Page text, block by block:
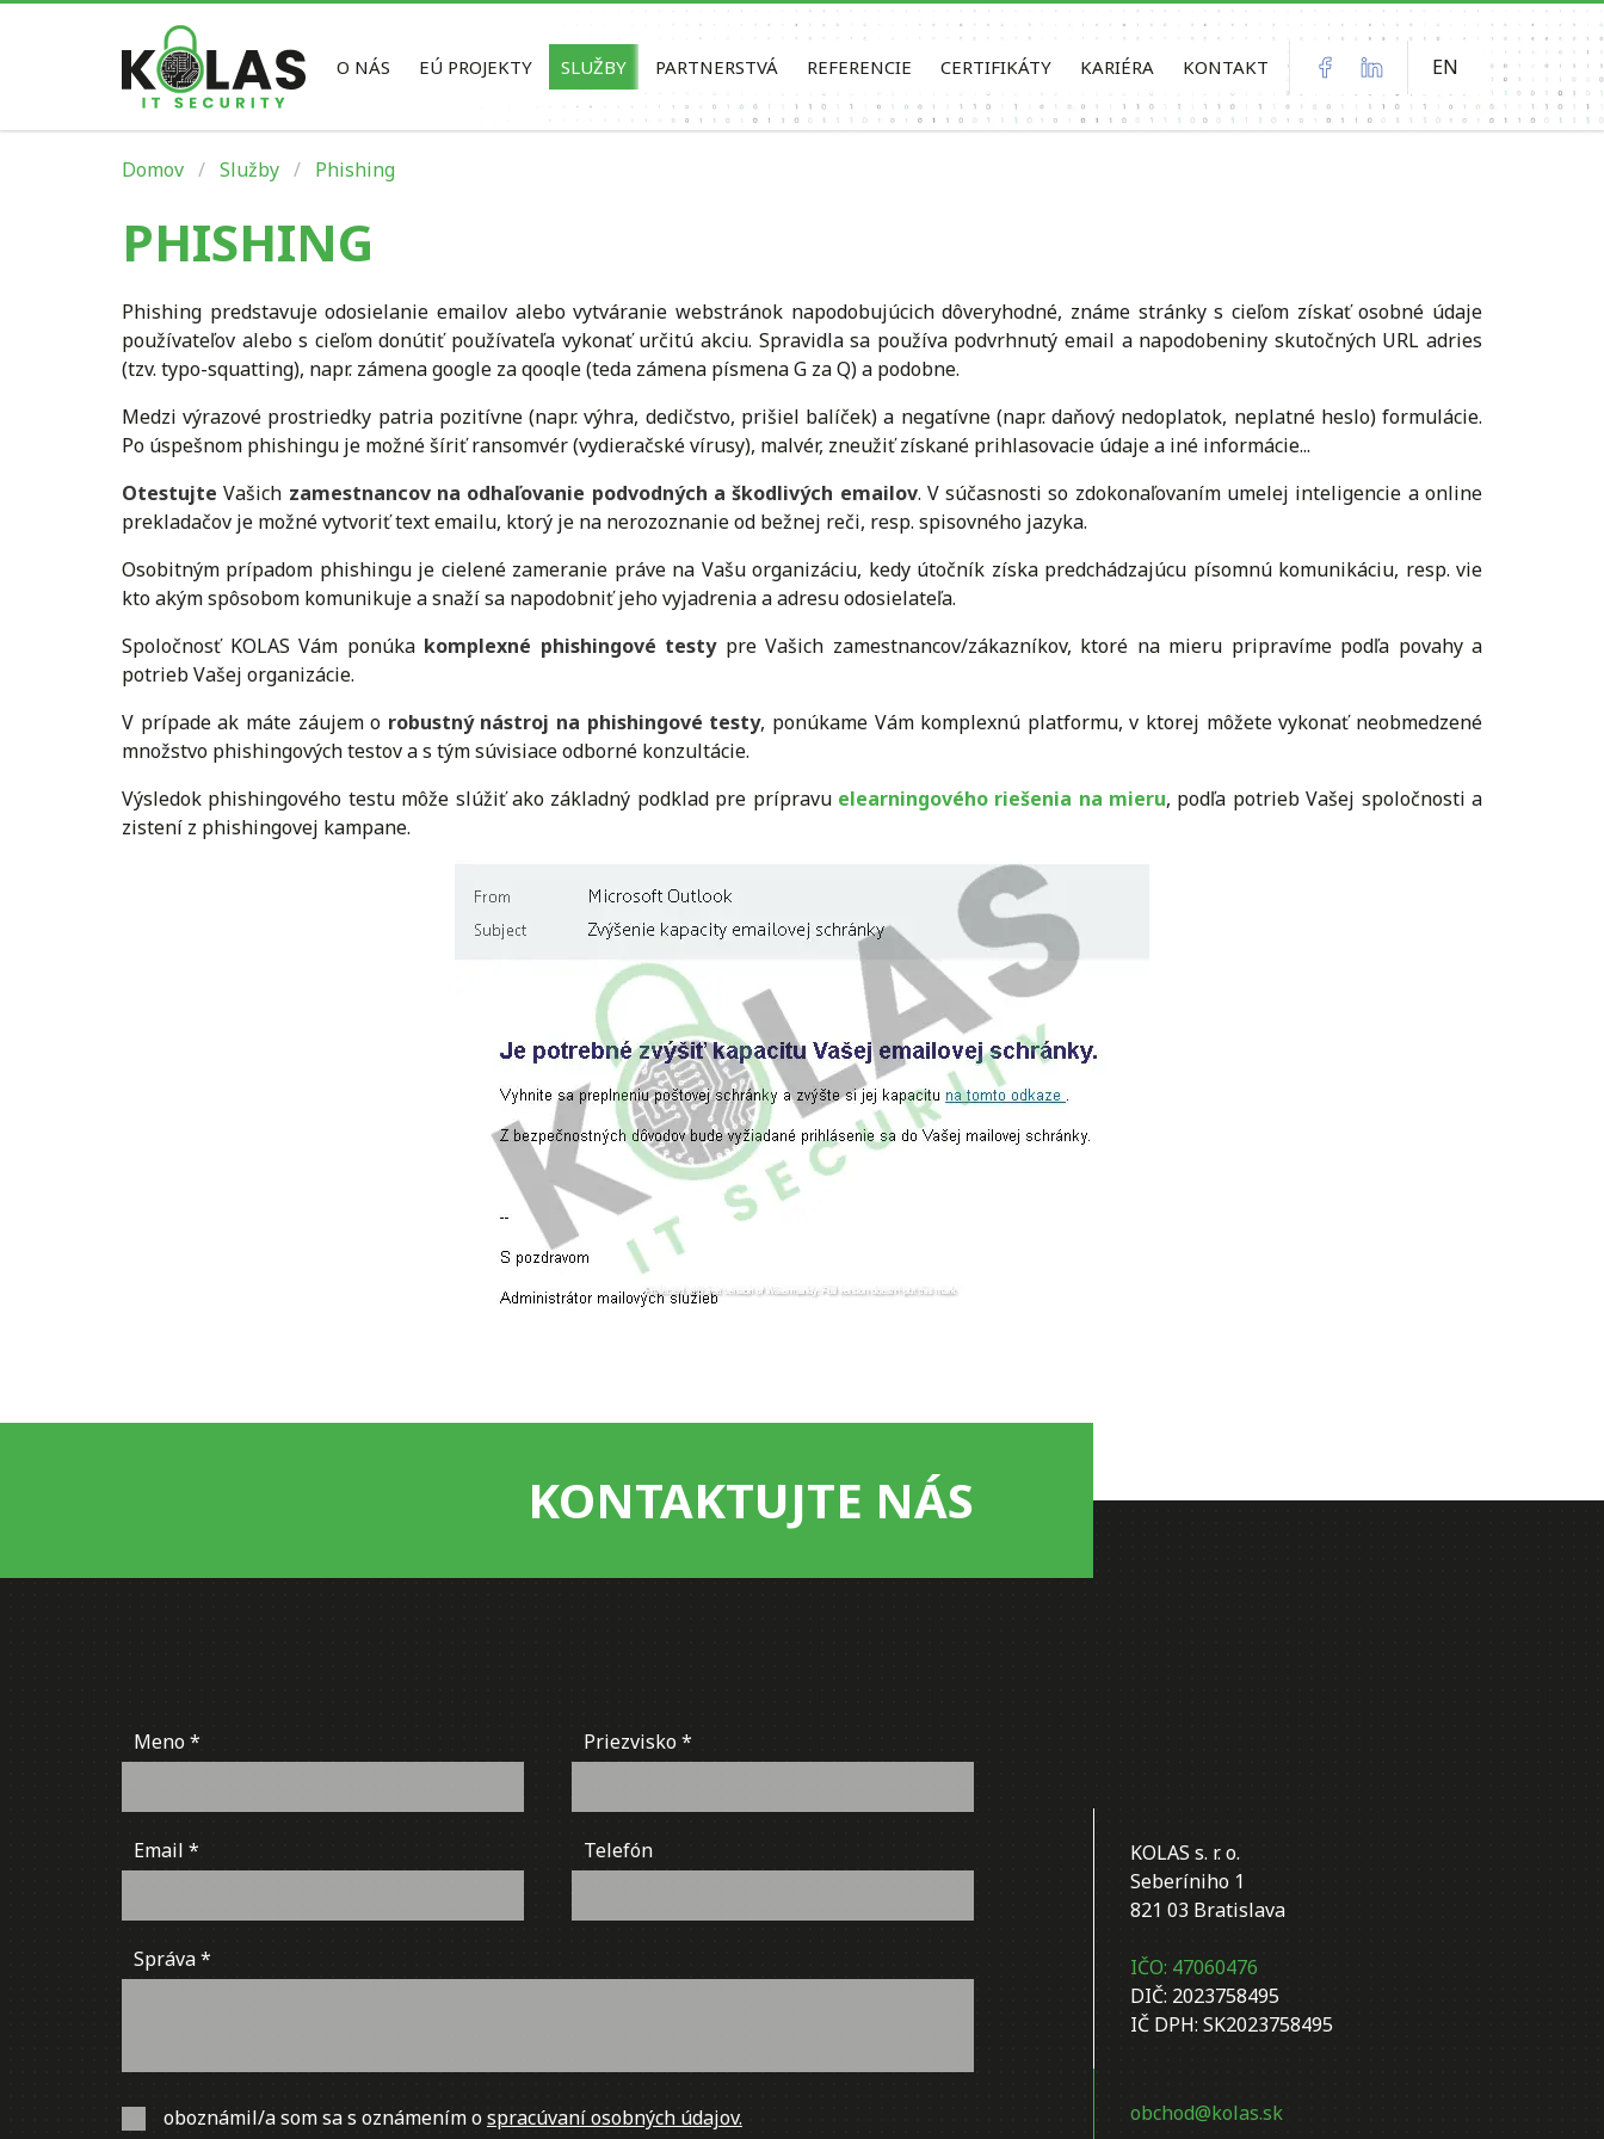
O NÁS EÚ PROJEKTY SLUŽBY PARTNERSTVÁ REFERENCIE CERTIFIKÁTY KARIÉRA KONTAKT EN
Domov Služby Phishing
PHISHING
Phishing predstavuje odosielanie emailov alebo vytváranie webstránok napodobujúcich dôveryhodné, známe stránky s cieľom získať osobné údaje
používateľov alebo s cieľom donútiť používateľa vykonať určitú akciu. Spravidla sa používa podvrhnutý email a napodobeniny skutočných URL adries
(tzv. typo-squatting), napr. zámena google za qooqle (teda zámena písmena G za Q) a podobne.
Medzi výrazové prostriedky patria pozitívne (napr. výhra, dedičstvo, prišiel balíček) a negatívne (napr. daňový nedoplatok, neplatné heslo) formulácie.
Po úspešnom phishingu je možné šíriť ransomvér (vydieračské vírusy), malvér, zneužiť získané prihlasovacie údaje a iné informácie...
OtestujteVašich zamestnancov na odhaľovanie podvodných a škodlivých emailov. V súčasnosti so zdokonaľovaním umelej inteligencie a online
prekladačov je možné vytvoriť text emailu, ktorý je na nerozoznanie od bežnej reči, resp. spisovného jazyka.
Osobitným prípadom phishingu je cielené zameranie práve na Vašu organizáciu, kedy útočník získa predchádzajúcu písomnú komunikáciu, resp. vie
kto akým spôsobom komunikuje a snaží sa napodobniť jeho vyjadrenia a adresu odosielateľa.
Spoločnosť KOLAS Vám ponúka komplexné phishingové testypre Vašich zamestnancov/zákazníkov, ktoré na mieru pripravíme podľa povahy a
potrieb Vašej organizácie.
V prípade ak máte záujem o robustný nástroj na phishingové testy, ponúkame Vám komplexnú platformu, v ktorej môžete vykonať neobmedzené
množstvo phishingových testov a s tým súvisiace odborné konzultácie.
Výsledok phishingového testu môže slúžiť ako základný podklad pre prípravu elearningového riešenia na mieru, podľa potrieb Vašej spoločnosti a
zistení z phishingovej kampane.
KONTAKTUJTE NÁS
Meno Priezvisko
Email Telefón
Správa
oboznámil/a som sa s oznámením ospracúvaní osobných údajov.
KOLAS s. r. o.
Seberíniho 1
821 03 Bratislava
IČO: 47060476
DIČ: 2023758495
IČ DPH: SK2023758495
obchod@kolas.sk